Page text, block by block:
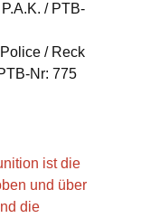
/ PTB-
/ Reck
Nr: 775
ist die
und über
die